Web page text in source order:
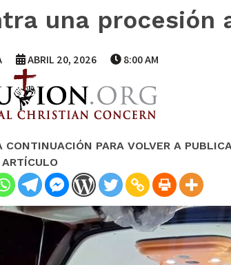
una procesión
ABRIL 20, 2026 8:00 AM
PARA VOLVER A
ARTÍCULO